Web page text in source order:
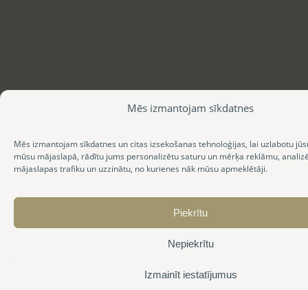
Mēs izmantojam sīkdatnes
Mēs izmantojam sīkdatnes un citas izsekošanas tehnoloģijas, lai uzlabotu
mūsu mājaslapā, rādītu jums personalizētu saturu un mērķa reklāmu,
mājaslapas trafiku un uzzinātu, no kurienes nāk mūsu apmeklētāji.
Piekrītu
Nepiekrītu
Izmainīt iestatījumus